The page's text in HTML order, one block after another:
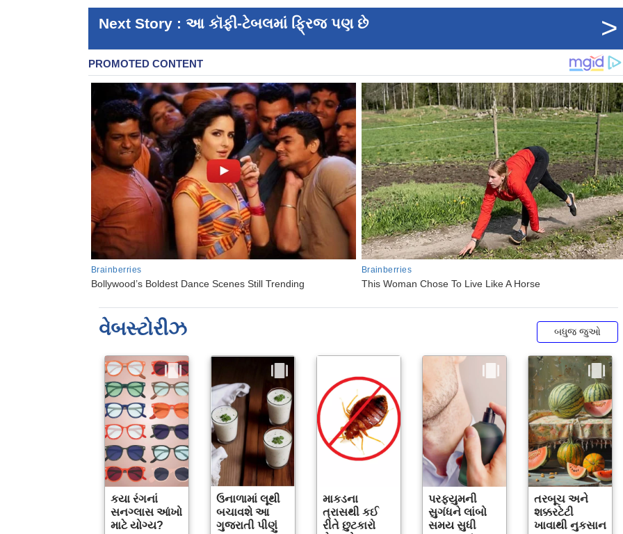
Next Story : આ કૉફી-ટેબલમાં ફ્રિજ પણ છે >
વેબસ્ટોરીઝ બધુજ જુઓ
કયા રંગનાં
સનગ્લાસ આંખો
માટે યોગ્ય?
ઉનાળામાં લૂથી
બચાવશે આ
ગુજરાતી પીણું
માકડના
ત્રાસથી કઈ
રીતે છુટકારો
પરફ્યુમની
સુગંધને લાંબો
સમય સુધી
તરબૂચ અને
શક્કરટેટી
ખાવાથી નુકસાન